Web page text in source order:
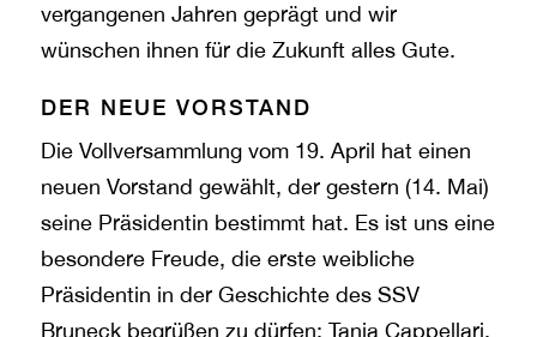
vergangenen Jahren geprägt und wir
wünschen ihnen für die Zukunft alles Gute.
DER NEUE VORSTAND
Die Vollversammlung vom 19. April hat einen
neuen Vorstand gewählt, der gestern (14. Mai)
seine Präsidentin bestimmt hat. Es ist uns eine
besondere Freude, die erste weibliche
Präsidentin in der Geschichte des SSV
Bruneck begrüßen zu dürfen: Tania Cappellari.